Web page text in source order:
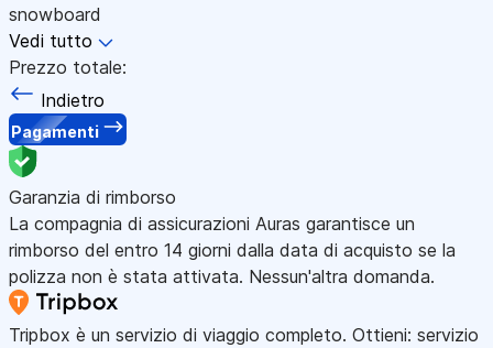
snowboard
Vedi tutto
Prezzo totale:
Indietro
Pagamenti
Garanzia di rimborso
La compagnia di assicurazioni Auras garantisce un
rimborso del entro 14 giorni dalla data di acquisto se la
polizza non è stata attivata. Nessun'altra domanda.
Tripbox è un servizio di viaggio completo. Ottieni: servizio